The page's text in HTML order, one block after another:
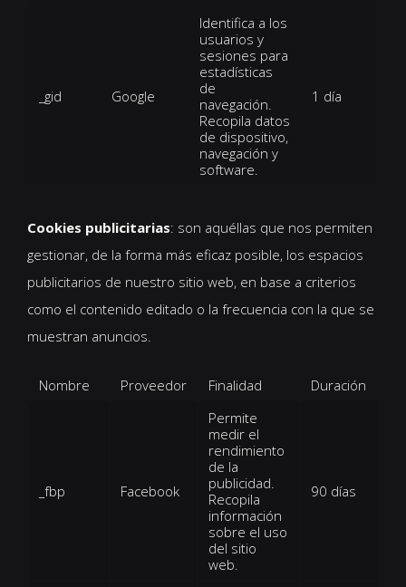
_gid Google
Identifica a los
usuarios y
sesiones para
estadísticas
de
navegación.
Recopila datos
de dispositivo,
navegación y
software.
1 día
Cookies publicitarias: son aquéllas que nos permiten
gestionar, de la forma más eficaz posible, los espacios
publicitarios de nuestro sitio web, en base a criterios
como el contenido editado o la frecuencia con la que se
muestran anuncios.
Nombre Proveedor Finalidad Duración
_fbp Facebook
Permite
medir el
rendimiento
de la
publicidad.
Recopila
información
sobre el uso
del sitio
web.
90 días